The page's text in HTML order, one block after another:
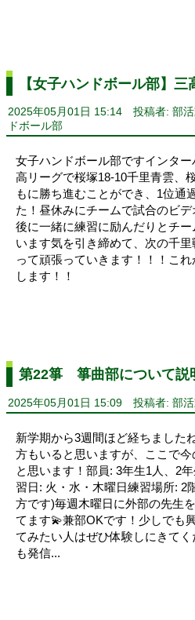
【女子ハンドボール部】三
2025年05月01日 15:14 投稿者: 部
ドボール部
女子ハンドボール部ですインタ
高リーグで桜塚18-10千里青雲、
もに勝ち進むことができ、1位通
た！昼休みにチームで試合のビ
後に一緒に練習に励んだりとチ
います気を引き締めて、次の千
って頑張っていきます！！！こ
します！！
第22箏 箏曲部について説
2025年05月01日 15:09 投稿者: 部
新学期から3週間ほど経ちました
方もいると思いますが、ここで
と思います！部員: 3年生1人、2
習日: 火・水・木曜日練習場所:
方です)毎週木曜日に外部の先生
てます💫兼部OKです！少しでも
てみたい人はぜひ体験しにきて
も発信...